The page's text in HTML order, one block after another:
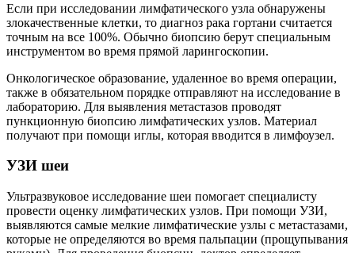
Если при исследовании лимфатического узла обнаружены
злокачественные клетки, то диагноз рака гортани считается
точным на все 100%. Обычно биопсию берут специальным
инструментом во время прямой ларингоскопии.
Онкологическое образование, удаленное во время операции,
также в обязательном порядке отправляют на исследование в
лабораторию. Для выявления метастазов проводят
пункционную биопсию лимфатических узлов. Материал
получают при помощи иглы, которая вводится в лимфоузел.
УЗИ шеи
Ультразвуковое исследование шеи помогает специалисту
провести оценку лимфатических узлов. При помощи УЗИ,
выявляются самые мелкие лимфатические узлы с метастазами,
которые не определяются во время пальпации (прощупывания